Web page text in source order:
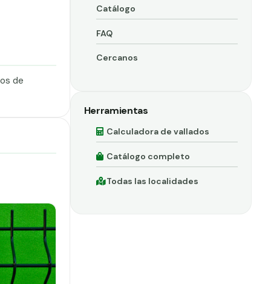
de
Catálogo
FAQ
Cercanos
Herramientas
Calculadora de vallados
Catálogo completo
Todas las localidades